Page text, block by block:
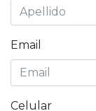
Email
Celular